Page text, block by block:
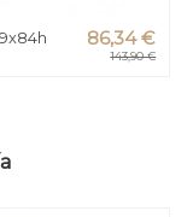
86,34 €
143,90 €